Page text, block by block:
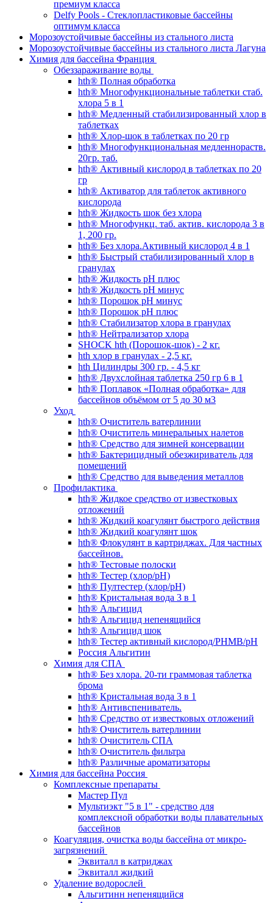
премиум класса
Delfy Pools - Стеклопластиковые бассейны
оптимум класса
Морозоустойчивые бассейны из стального листа
Морозоустойчивые бассейны из стального листа Лагуна
Химия для бассейна Франция
Обеззараживание воды
hth® Полная обработка
hth® Многофункциональные таблетки стаб.
хлора 5 в 1
hth® Медленный стабилизированный хлор в
таблетках
hth® Хлор-шок в таблетках по 20 гр
hth® Многофункциональная медленнораств.
20гр. таб.
hth® Активный кислород в таблетках по 20
гр
hth® Активатор для таблеток активного
кислорода
hth® Жидкость шок без хлора
hth® Многофункц. таб. актив. кислорода 3 в
1, 200 гр.
hth® Без хлора.Активный кислород 4 в 1
hth® Быстрый стабилизированный хлор в
гранулах
hth® Жидкость pH плюс
hth® Жидкость pH минус
hth® Порошок pH минус
hth® Порошок pH плюс
hth® Стабилизатор хлора в гранулах
hth® Нейтрализатор хлора
SHOCK hth (Порошок-шок) - 2 кг.
hth хлор в гранулах - 2,5 кг.
hth Цилиндры 300 гр. - 4,5 кг
hth® Двухслойная таблетка 250 гр 6 в 1
hth® Поплавок «Полная обработка» для
бассейнов объёмом от 5 до 30 м3
Уход
hth® Очиститель ватерлинии
hth® Очиститель минеральных налетов
hth® Средство для зимней консервации
hth® Бактерицидный обезжириватель для
помещений
hth® Средство для выведения металлов
Профилактика
hth® Жидкое средство от известковых
отложений
hth® Жидкий коагулянт быстрого действия
hth® Жидкий коагулянт шок
hth® Флокулянт в картриджах. Для частных
бассейнов.
hth® Тестовые полоски
hth® Тестер (хлор/pH)
hth® Пултестер (хлор/pH)
hth® Кристальная вода 3 в 1
hth® Альгицид
hth® Альгицид непенящийся
hth® Альгицид шок
hth® Тестер активный кислород/PHMB/pH
Россия Альгитин
Химия для СПА
hth® Без хлора. 20-ти граммовая таблетка
брома
hth® Кристальная вода 3 в 1
hth® Антивспениватель.
hth® Средство от известковых отложений
hth® Очиститель ватерлинии
hth® Очиститель СПА
hth® Очиститель фильтра
hth® Различные ароматизаторы
Химия для бассейна Россия
Комплексные препараты
Мастер Пул
Мультиэкт "5 в 1" - средство для
комплексной обработки воды плавательных
бассейнов
Коагуляция, очистка воды бассейна от микро-
загрязнений
Эквиталл в катриджах
Эквиталл жидкий
Удаление водорослей
Альгитинн непенящийся